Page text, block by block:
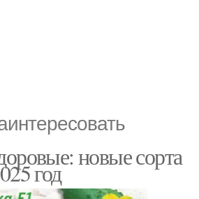
новые сорта
год